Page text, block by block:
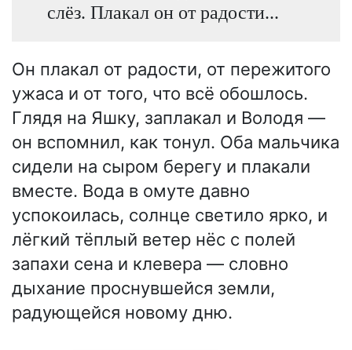
слёз. Плакал он от радости...
Он плакал от радости, от пережитого
ужаса и от того, что всё обошлось.
Глядя на Яшку, заплакал и Володя —
он вспомнил, как тонул. Оба мальчика
сидели на сыром берегу и плакали
вместе. Вода в омуте давно
успокоилась, солнце светило ярко, и
лёгкий тёплый ветер нёс с полей
запахи сена и клевера — словно
дыхание проснувшейся земли,
радующейся новому дню.